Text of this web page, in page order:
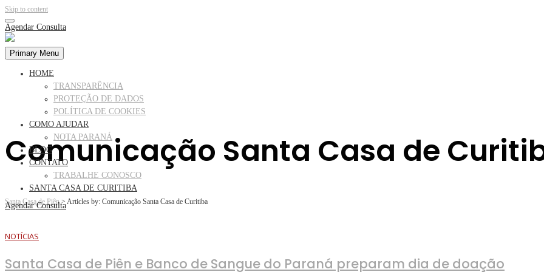
Skip to content
Agendar Consulta
Primary Menu
HOME
TRANSPARÊNCIA
PROTEÇÃO DE DADOS
POLÍTICA DE COOKIES
COMO AJUDAR
NOTA PARANÁ
BLOG
CONTATO
TRABALHE CONOSCO
SANTA CASA DE CURITIBA
Agendar Consulta
Comunicação Santa Casa de
Santa Casa de Piên> Articles by: Comunicação Santa Casa de Curitiba
NOTÍCIAS
Santa Casa de Piên e Banco de Sangue do Paraná preparam dia de doação